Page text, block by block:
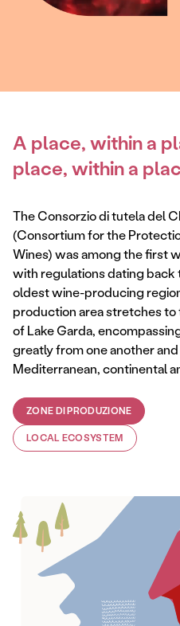
A place, within a
place, within a
The Consorzio di tutela del
(Consortium for the
Wines) was among the first
with regulations dating back
oldest wine-producing
production area stretches
of Lake Garda,
greatly from one another
Mediterranean, continental
ZONE DI PRODUZIONE
LOCAL ECOSYSTEM